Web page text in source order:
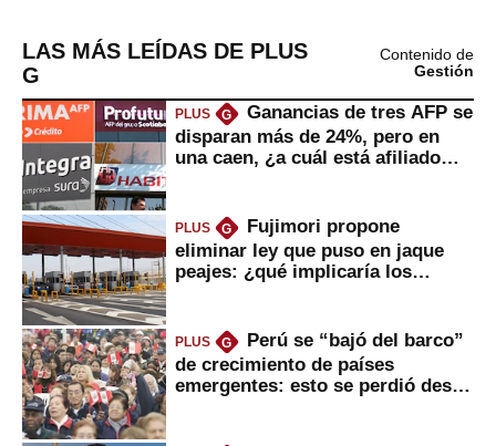
LAS MÁS LEÍDAS DE PLUS
G
Contenido de
Gestión
PLUS G
Ganancias de tres AFP se
disparan más de 24%, pero en
una caen, ¿a cuál está afiliado
PLUS G
Fujimori propone
eliminar ley que puso en jaque
peajes: ¿qué implicaría los
PLUS G
Perú se “bajó del barco”
de crecimiento de países
emergentes: esto se perdió desde